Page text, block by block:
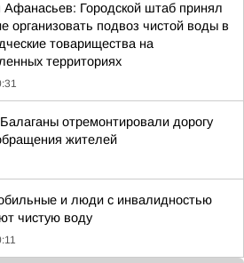
Афанасьев: Городской штаб принял
организовать подвоз чистой воды в
товарищества на
территориях
отремонтировали дорогу
жителей
и люди с инвалидностью
чистую воду